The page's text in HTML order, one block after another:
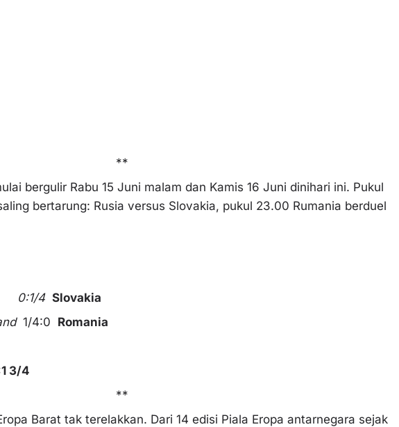
**
bergulir Rabu 15 Juni malam dan Kamis 16 Juni dinihari ini. Pukul
bertarung: Rusia versus Slovakia, pukul 23.00 Rumania berduel
0:1/4 Slovakia
1/4:0 Romania
3/4
**
Barat tak terelakkan. Dari 14 edisi Piala Eropa antarnegara sejak